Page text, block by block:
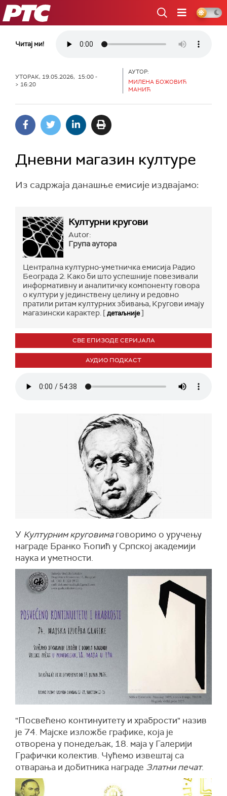
РТС
Читај ми!
УТОРАК, 19.05.2026, 15:00 -
> 16:20
АУТОР:
МИЛЕНА БОЖОВИЋ
МАНИЋ
Дневни магазин културе
Из садржаја данашње емисије издвајамо:
Културни кругови
Autor:
Група аутора
Централна културно-уметничка емисија Радио
Београда 2. Како би што успешније повезивали
информативну и аналитичку компоненту говора
о култури у јединствену целину и редовно
пратили ритам културних збивања, Кругови имају
магазински карактер. [детаљније]
СВЕ ЕПИЗОДЕ СЕРИЈАЛА
АУДИО ПОДКАСТ
У Културним круговимаговоримо о уручењу
награде Бранко Ћопић у Српској академији
наука и уметности.
"Посвећено континуитету и храбрости" назив
је 74. Мајске изложбе графике, која је
отворена у понедељак, 18. маја у Галерији
Графички колектив. Чућемо извештај са
отварања и добитника награде Златни печат.